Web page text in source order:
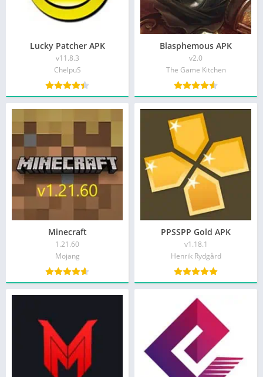
Lucky Patcher APK
v11.8.3
ChelpuS
Blasphemous APK
v2.0
The Game Kitchen
Minecraft
1.21.60
Mojang
PPSSPP Gold APK
v1.18.1
Henrik Rydgård